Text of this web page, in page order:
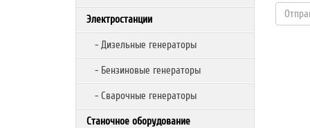
Электростанции
- Дизельные генераторы
- Бензиновые генераторы
- Сварочные генераторы
Станочное оборудование